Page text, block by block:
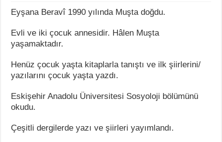
Eyşana Beravî 1990 yılında Muşta doğdu.
Evli ve iki çocuk annesidir. Hâlen Muşta
yaşamaktadır.
Henüz çocuk yaşta kitaplarla tanıştı ve ilk şiirlerini/
yazılarını çocuk yaşta yazdı.
Eskişehir Anadolu Üniversitesi Sosyoloji bölümünü
okudu.
Çeşitli dergilerde yazı ve şiirleri yayımlandı.